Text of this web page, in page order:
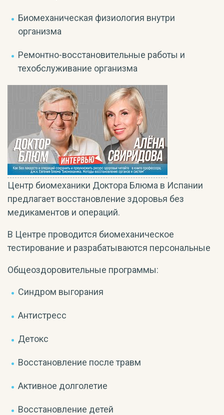
Биомеханическая физиология внутри
организма
Ремонтно-восстановительные работы и
техобслуживание организма
Центр биомеханики Доктора Блюма в Испании
предлагает восстановление здоровья без
медикаментов и операций.
В Центре проводится биомеханическое
тестирование и разрабатываются персональные
Общеоздоровительные программы:
Синдром выгорания
Антистресс
Детокс
Восстановление после травм
Активное долголетие
Восстановление детей